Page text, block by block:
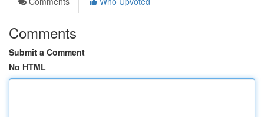
Comments
Submit a Comment
No HTML